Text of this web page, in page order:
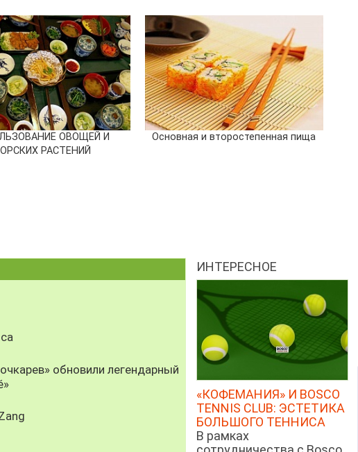
ОВОЩЕЙ И
РАСТЕНИЙ
Основная и второстепенная пища
обновили легендарный
ИНТЕРЕСНОЕ
«КОФЕМАНИЯ» И BOSCO
TENNIS CLUB: ЭСТЕТИКА
БОЛЬШОГО ТЕННИСА
В рамках